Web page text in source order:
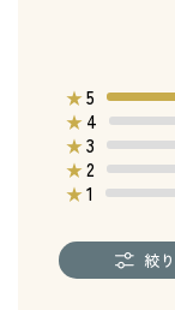
★5
★ 4
★3
★2
★1
絞